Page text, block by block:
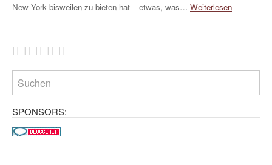
New York bisweilen zu bieten hat – etwas, was… Weiterlesen
SPONSORS: